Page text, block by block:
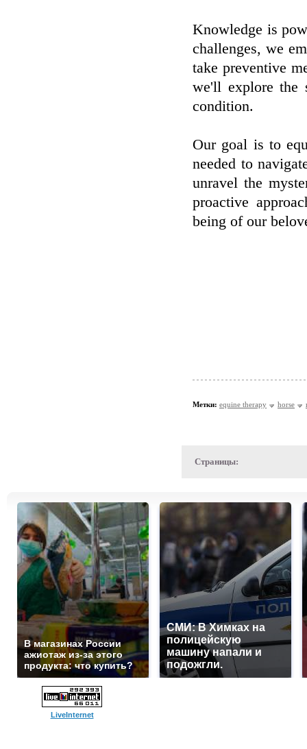
Knowledge is
challenges, we
take preventive
we'll explore the
condition.
Our goal is to
needed to
unravel the
proactive
being of our
Метки: equine therapy horse
Страницы:
В магазинах России
ажиотаж из-за этого
продукта: что купить?
СМИ: В Химках на
полицейскую
машину напали и
подожгли.
LiveInternet